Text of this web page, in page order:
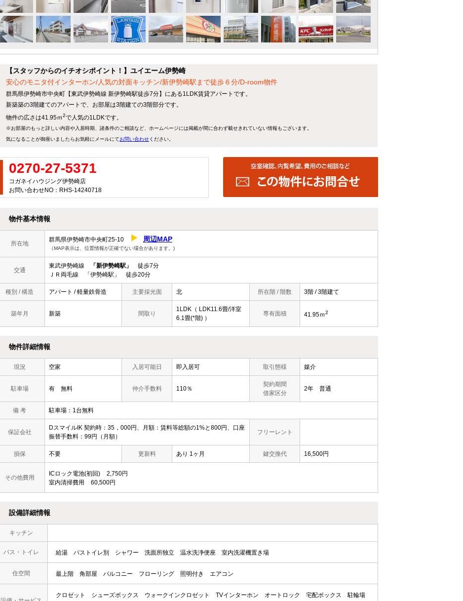
【スタッフからのイチオシポイント！】ユイエーム伊勢崎
安心のモニタ付インターホン/人気の対面キッチン/新伊勢崎駅まで徒歩６分/D-room物件
群馬県伊勢崎市中央町【東武伊勢崎線 新伊勢崎駅徒歩7分】にある1LDK賃貸アパートです。
新築築の3階建てのアパートで、お部屋は3階建ての3階部分です。
物件の広さは41.95ｍ2で人気の1LDKです。
※お部屋のもっと詳しい内容や入居時期、諸条件のご相談など、ホームページには掲載が間に合わず載せきれていない情報もございます。
気になることが御座いましたらお気軽にメールにてお問い合わせください。
0270-27-5371
コガネイハウジング伊勢崎店
お問い合わせNO：RHS-14240718
物件基本情報
所在地
群馬県伊勢崎市中央町25-10 周辺MAP
（MAP表示は、位置情報が正確でない場合があります。)
交通
東武伊勢崎線 「新伊勢崎駅」
徒歩7分
ＪＲ両毛線 「伊勢崎駅」 徒歩20分
種別 / 構造 アパート / 軽量鉄骨造 主要採光面 北 所在階 / 階数 3階 / 3階建て
築年月 新築 間取り
1LDK（ LDK11.6畳/洋室
6.1畳(*階) ）
専有面積 41.95ｍ2
物件詳細情報
現況 空家 入居可能日 即入居可 取引態様 媒介
駐車場 有 無料 仲介手数料 110％
契約期間
借家区分
2年 普通
備 考 駐車場：1台無料
保証会社
DスマイルIK 契約時：35，000円、月額：賃料等総額の1%と800円、口座
振替手数料：99円（月額）
フリーレント
損保 不要 更新料 あり 1ヶ月 鍵交換代 16,500円
その他費用
ICロック電池(初回)
2,750円
室内清掃費用
60,500円
設備詳細情報
キッチン
バス・トイレ 給湯 バストイレ別 シャワー 洗面所独立 温水洗浄便座 室内洗濯機置き場
住空間 最上階 角部屋 バルコニー フローリング 照明付き エアコン
クロゼット シューズボックス ウォークインクロゼット TVインターホン オートロック 宅配ボックス
駐輪場